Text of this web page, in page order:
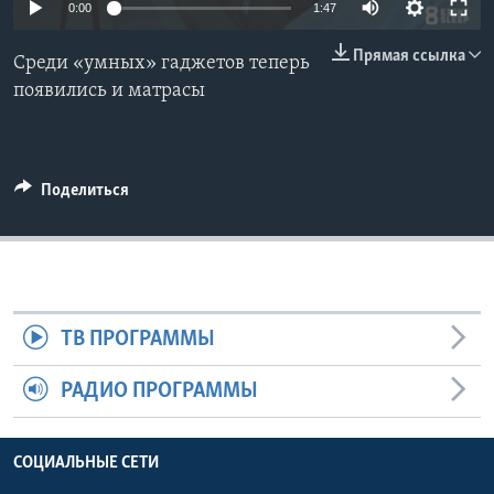
СОЦИАЛЬНЫЕ СЕТИ
Языки
0:00 1:47
Прямая ссылка
Среди «умных» гаджетов теперь
появились и матрасы
Поделиться
ТВ ПРОГРАММЫ
РАДИО ПРОГРАММЫ
СОЦИАЛЬНЫЕ СЕТИ